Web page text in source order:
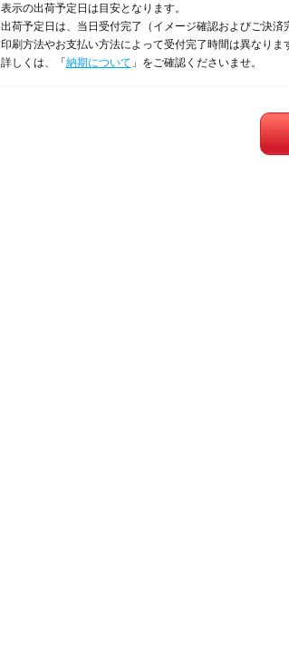
表示の出荷予定日は目安となります。
出荷予定日は、当日受付完了（イメージ確認およびご決済
印刷方法やお支払い方法によって受付完了時間は異なりま
詳しくは、「 納期について 」をご確認くださいませ。